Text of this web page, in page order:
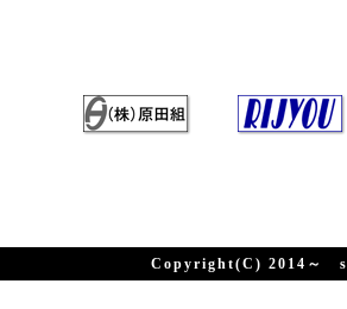
Copyright(C) 2014～